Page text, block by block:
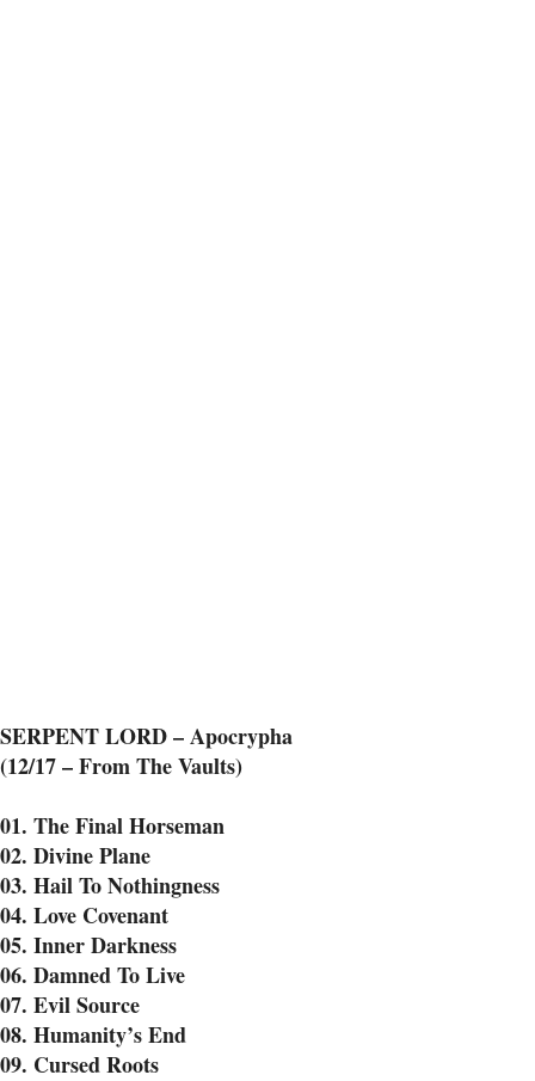
SERPENT LORD – Apocrypha
(12/17 – From The Vaults)
01. The Final Horseman
02. Divine Plane
03. Hail To Nothingness
04. Love Covenant
05. Inner Darkness
06. Damned To Live
07. Evil Source
08. Humanity’s End
09. Cursed Roots